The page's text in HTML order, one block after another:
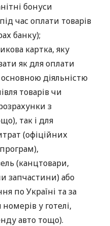
бонуси
час оплати товарів
банку);
картка, яку
як для оплати
діяльністю
товарів чи
з
так і для
(офіційних
(канцтовари,
запчастини) або
по Україні та за
у готелі,
авто тощо).